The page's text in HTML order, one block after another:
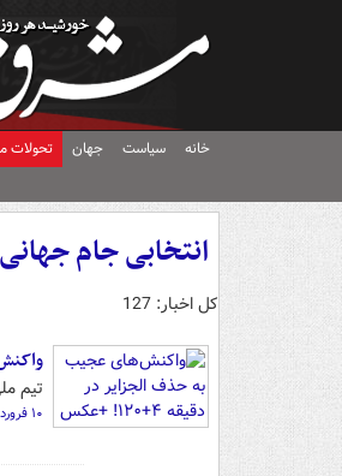
خانه سیاست جهان تحولات
انتخابی جام جهانی
کل اخبار: 127
تیم
۱۰ فروردین ۰۱ - ۰۹:۵۳